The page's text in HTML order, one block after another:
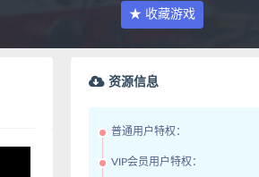
★ 收藏游戏
资源信息
普通用户特权：
VIP会员用户特权：